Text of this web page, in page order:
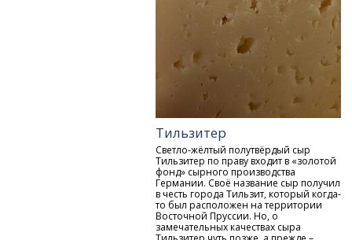
Тильзитер
Светло-жёлтый полутвёрдый сыр
Тильзитер по праву входит в «золотой
фонд» сырного производства
Германии. Своё название сыр получил
в честь города Тильзит, который когда-
то был расположен на территории
Восточной Пруссии. Но, о
замечательных качествах сыра